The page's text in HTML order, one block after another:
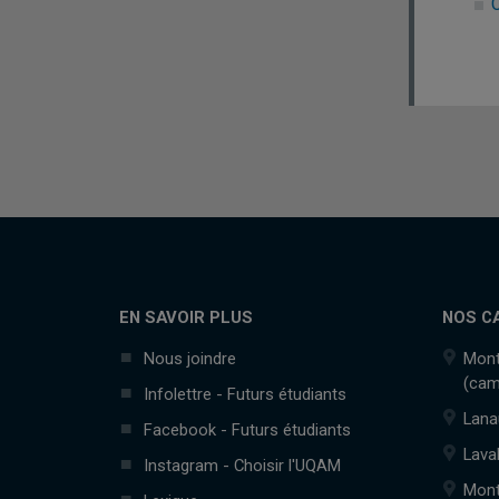
EN SAVOIR PLUS
Nous joindre
Infolettre - Futurs étudiants
Facebook - Futurs étudiants
Instagram - Choisir l'UQAM
NOS
Laval